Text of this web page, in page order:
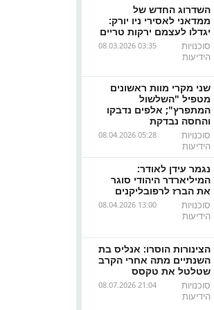
השדרוג החדש של
ממדאני לאסירי ניו יורק:
יגדלו לעצמם ירקות טריים
08.03.2026 03:35
סוכנויות
הידיעות
שני מקרי מוות ראשונים
מטפיל "השלשול
המתפרץ"; אלפים נדבקו
והחסה נבדקת
08.04.2026 05:28
סוכנויות
הידיעות
נגמר עידן לאודר:
המיליארדר היהודי סוגר
את הברז לרפובליקנים
08.04.2026 13:00
סוכנויות
הידיעות
הצינורות הוסרו: אנליס בת
השנתיים מתה אחרי הקרב
שטלטל את טקסס
08.07.2026 21:04
סוכנויות
הידיעות